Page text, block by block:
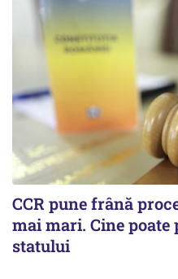
CCR pune frână
mai mari. Cine
statului